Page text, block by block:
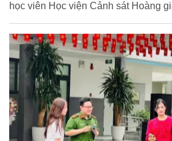
học viên Học viện Cảnh sát Hoàng